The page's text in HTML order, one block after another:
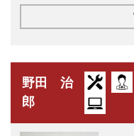
野田 治
郎